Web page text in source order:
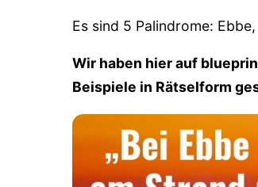
Es sind 5 Palindrome:
Wir haben hier auf
Beispiele in Rätselform